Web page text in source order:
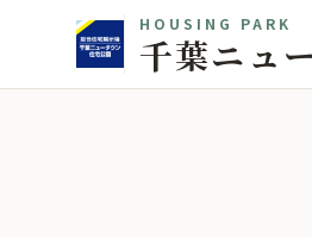
HOUSING PARK
千葉ニュ